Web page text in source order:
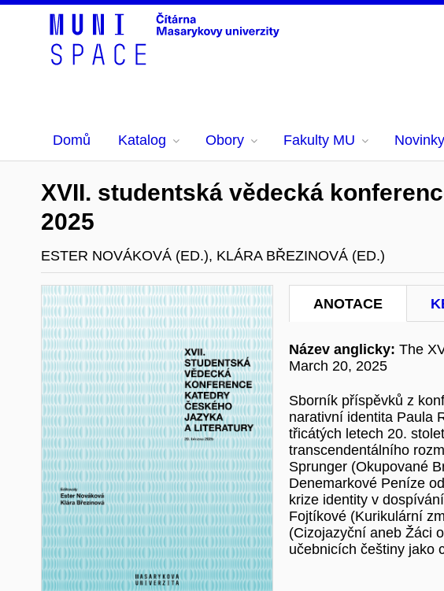
Domů Katalog Obory Fakulty MU Novinky
XVII. studentská vědecká
2025
ESTER NOVÁKOVÁ (ED.), KLÁRA BŘEZINOVÁ (ED.)
ANOTACE
Název anglicky: The
March 20, 2025
Sborník příspěvků z
narativní identita Paula
třicátých letech 20.
transcendentálního
Sprunger (Okupované
Denemarkové Peníze
krize identity v
Fojtíkové (Kurikulární
(Cizojazyční aneb Žáci
učebnicích češtiny jako